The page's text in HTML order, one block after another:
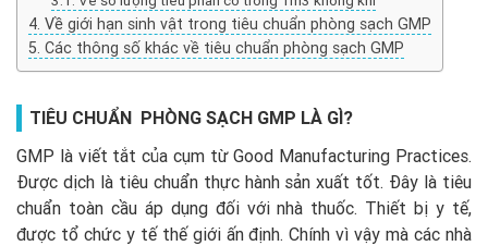
Về giới hạn sinh vật trong tiêu chuẩn phòng sạch GMP
Các thông số khác về tiêu chuẩn phòng sạch GMP
TIÊU CHUẨN PHÒNG SẠCH GMP LÀ GÌ?
GMP là viết tắt của cụm từ Good Manufacturing Practices.
Được dịch là tiêu chuẩn thực hành sản xuất tốt. Đây là tiêu
chuẩn toàn cầu áp dụng đối với nhà thuốc. Thiết bị y tế,
được tổ chức y tế thế giới ấn định. Chính vì vậy mà các nhà